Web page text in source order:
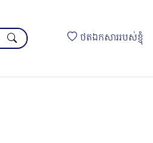
ថតឯកសាររបស់ខ្ញុំ